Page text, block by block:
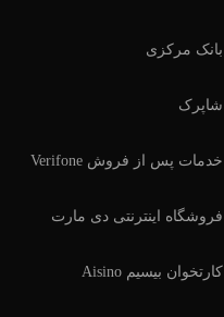
بانک مرکزی
شاپرک
خدمات پس از فروش Verifone
فروشگاه اینترنتی دی مارت
کارتخوان بیسیم Aisino